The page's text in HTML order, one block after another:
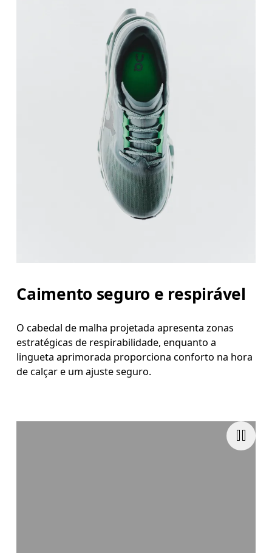
Caimento seguro e respirável
O cabedal de malha projetada apresenta zonas
estratégicas de respirabilidade, enquanto a
lingueta aprimorada proporciona conforto na hora
de calçar e um ajuste seguro.